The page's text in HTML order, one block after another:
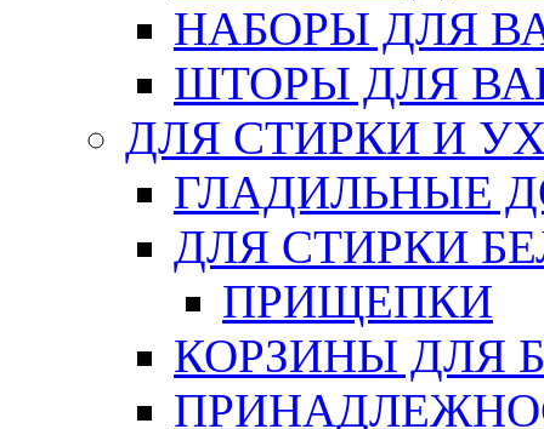
НАБОРЫ ДЛЯ
ШТОРЫ ДЛЯ
ДЛЯ СТИРКИ И
ГЛАДИЛЬНЫЕ
ДЛЯ СТИРКИ
ПРИЩЕПКИ
КОРЗИНЫ ДЛЯ